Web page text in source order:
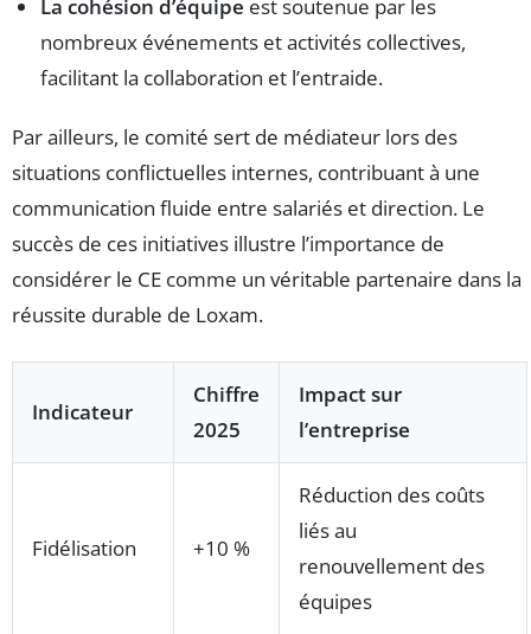
La cohésion d’équipe est soutenue par les
nombreux événements et activités collectives,
facilitant la collaboration et l’entraide.
Par ailleurs, le comité sert de médiateur lors des
situations conflictuelles internes, contribuant à une
communication fluide entre salariés et direction. Le
succès de ces initiatives illustre l’importance de
considérer le CE comme un véritable partenaire dans la
réussite durable de Loxam.
Indicateur
Chiffre
2025
Impact sur
l’entreprise
Fidélisation +10 %
Réduction des coûts
liés au
renouvellement des
équipes